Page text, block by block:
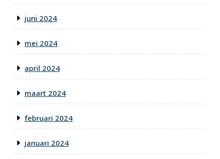
juni 2024
mei 2024
april 2024
maart 2024
februari 2024
januari 2024